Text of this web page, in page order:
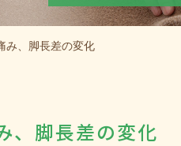
み、脚長差の変化
、脚長差の変化